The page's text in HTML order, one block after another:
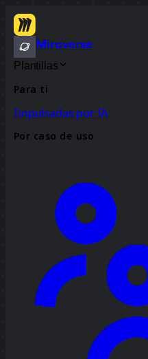
Miroverse
Plantillas
Para ti
Impulsadas por IA
Por caso de uso